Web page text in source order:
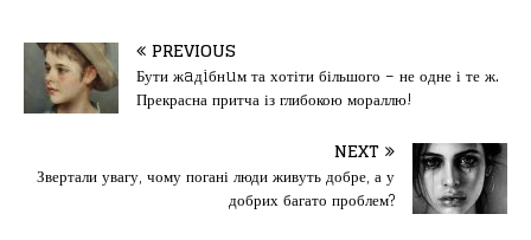
a
c
e
b
o
o
a
st
o
d
o
n
m
ai
l
іл
и
т
ис
я
PREVIOUS
Бути жaдiбнuм та хотіти більшого – не одне і те ж.
Прекрасна притча із глибокою мораллю!
NEXT
Звертали увагу, чому погані люди живуть добре, а у
добрих багато проблем?